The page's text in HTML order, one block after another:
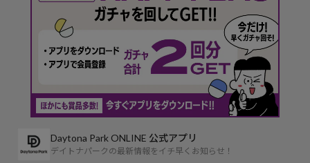
Daytona Park ONLINE 公式アプリ
デイトナパークの最新情報をイチ早くお知らせ！